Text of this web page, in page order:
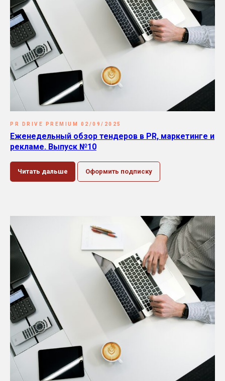
PR DRIVE PREMIUM 02/09/2025
Еженедельный обзор тендеров в PR, маркетинге и
рекламе. Выпуск №10
Читать дальше Оформить подписку